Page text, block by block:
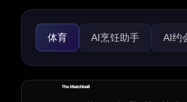
AI烹饪助手 AI约
AI旅行规划师 AI食谱助手
体育